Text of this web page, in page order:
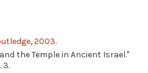
2003.
the Temple in Ancient Israel."
3.